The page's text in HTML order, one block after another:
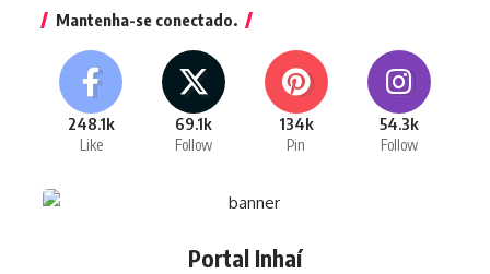
Mantenha-se conectado.
248.1k
Like
69.1k
Follow
134k
Pin
54.3k
Follow
Portal Inhaí